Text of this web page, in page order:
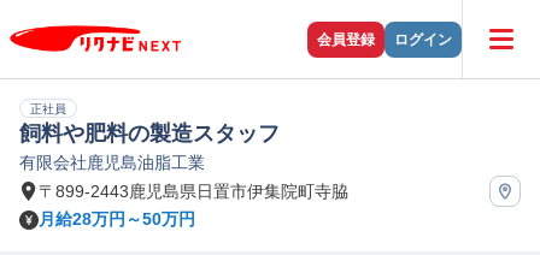
会員登録 ログイン
正社員
飼料や肥料の製造スタッフ
有限会社鹿児島油脂工業
〒899-2443鹿児島県日置市伊集院町寺脇
月給28万円～50万円